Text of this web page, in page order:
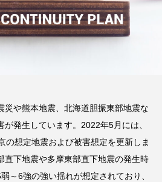
災や熊本地震、北海道胆振東部地震な
発生しています。2022年5月には、
の想定地震および被害想定を更新しま
直下地震や多摩東部直下地震の発生時
～6強の強い揺れが想定されており、